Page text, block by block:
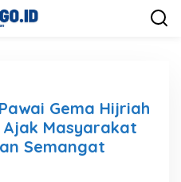
Gema Hijriah
Ajak Masyarakat
Semangat